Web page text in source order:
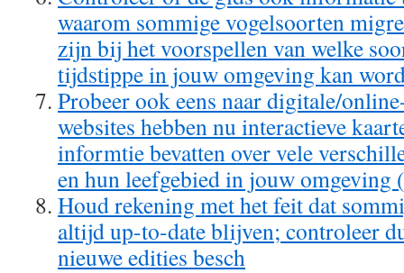
waarom sommige vogelsoorten
zijn bij het voorspellen van welke
tijdstippe in jouw omgeving kan
Probeer ook eens naar digitale/
websites hebben nu interactieve
informtie bevatten over vele
en hun leefgebied in jouw omgeving
Houd rekening met het feit dat
altijd up-to-date blijven; controleer
nieuwe edities besch